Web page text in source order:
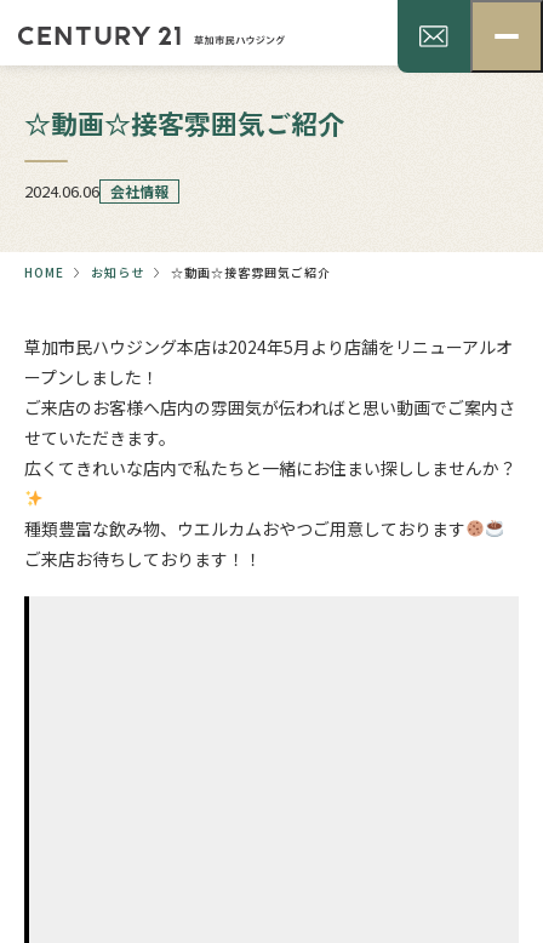
☆動画☆接客雰囲気ご紹介
2024.06.06 会社情報
HOME お知らせ ☆動画☆接客雰囲気ご紹介
草加市民ハウジング本店は2024年5月より店舗をリニューアルオ
ープンしました！
ご来店のお客様へ店内の雰囲気が伝わればと思い動画でご案内さ
せていただきます。
広くてきれいな店内で私たちと一緒にお住まい探ししませんか？
種類豊富な飲み物、ウエルカムおやつご用意しております
ご来店お待ちしております！！